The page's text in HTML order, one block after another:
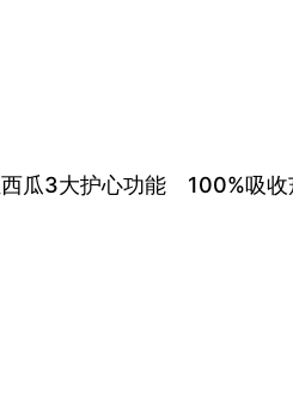
瓜3大护心功能 100%吸收